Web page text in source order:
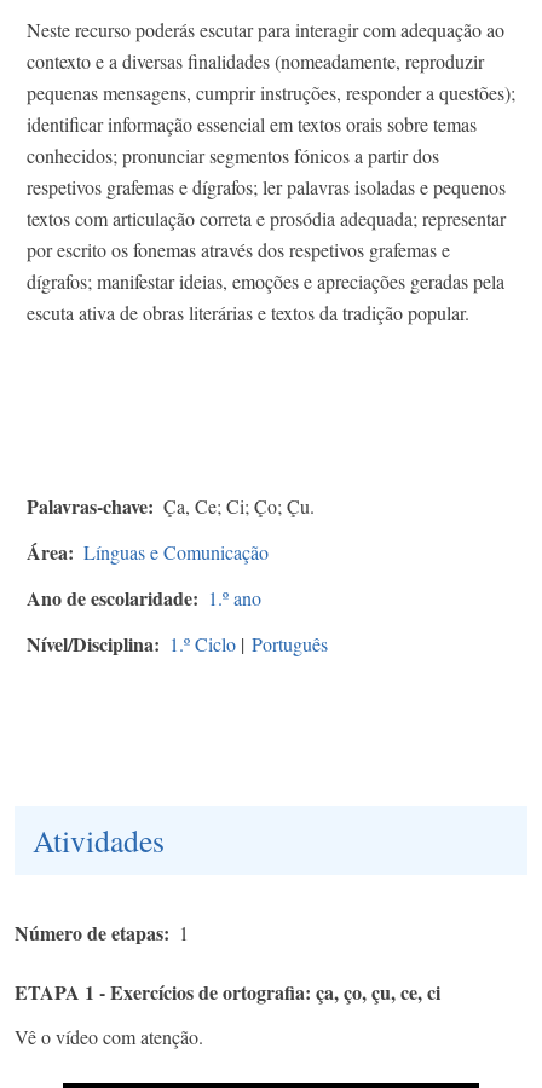
Neste recurso poderás escutar para interagir com adequação ao
contexto e a diversas finalidades (nomeadamente, reproduzir
pequenas mensagens, cumprir instruções, responder a questões);
identificar informação essencial em textos orais sobre temas
conhecidos; pronunciar segmentos fónicos a partir dos
respetivos grafemas e dígrafos; ler palavras isoladas e pequenos
textos com articulação correta e prosódia adequada; representar
por escrito os fonemas através dos respetivos grafemas e
dígrafos; manifestar ideias, emoções e apreciações geradas pela
escuta ativa de obras literárias e textos da tradição popular.
Palavras-chave Ça, Ce; Ci; Ço; Çu.
Área Línguas e Comunicação
Ano de escolaridade 1.º ano
Nível/Disciplina 1.º Ciclo | Português
Atividades
Número de etapas 1
ETAPA 1 - Exercícios de ortografia: ça, ço, çu, ce, ci
Vê o vídeo com atenção.